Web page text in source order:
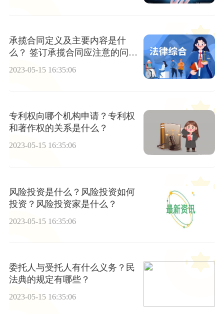
承揽合同定义及主要内容是什
么？ 签订承揽合同应注意的问题
2023-05-15 16:35:06
专利权向哪个机构申请？专利权
和著作权的关系是什么？
2023-05-15 16:35:06
风险投资是什么？风险投资如何
投资？风险投资家是什么？
2023-05-15 16:35:06
委托人与受托人有什么义务？民
法典的规定有哪些？
2023-05-15 16:35:06